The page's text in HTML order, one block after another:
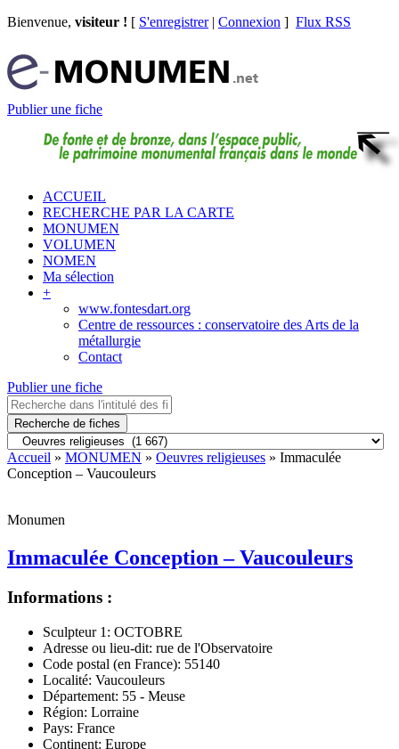
Bienvenue, visiteur ! [ S'enregistrer| Connexion ] Flux RSS
Publier une fiche
ACCUEIL
RECHERCHE PAR LA CARTE
MONUMEN
VOLUMEN
NOMEN
Ma sélection
+
www.fontesdart.org
Centre de ressources : conservatoire des Arts de la
métallurgie
Contact
Publier une fiche
Recherche de fiches
Accueil » MONUMEN » Oeuvres religieuses » Immaculée
Conception – Vaucouleurs
Monumen
Immaculée Conception – Vaucouleurs
Informations :
Sculpteur 1: OCTOBRE
Adresse ou lieu-dit: rue de l'Observatoire
Code postal (en France): 55140
Localité: Vaucouleurs
Département: 55 - Meuse
Région: Lorraine
Pays: France
Continent: Europe